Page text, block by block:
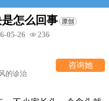
怎么回事
05-26 236
的诊治
咨询她